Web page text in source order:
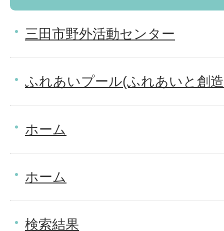
三田市野外活動センター
ふれあいプール(ふれあいと創
ホーム
ホーム
検索結果